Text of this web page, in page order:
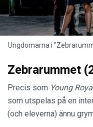
Ungdomarna i
Zebrarummet
Precis som Young
som utspelas på en
(och eleverna) ännu